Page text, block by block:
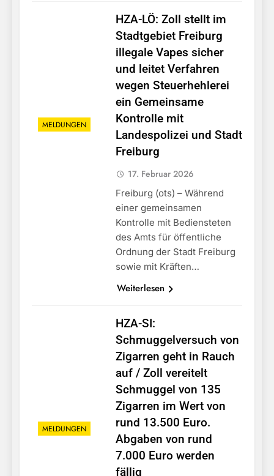
MELDUNGEN
HZA-LÖ: Zoll stellt im
Stadtgebiet Freiburg
illegale Vapes sicher
und leitet Verfahren
wegen Steuerhehlerei
ein Gemeinsame
Kontrolle mit
Landespolizei und Stadt
Freiburg
17. Februar 2026
Freiburg (ots) – Während
einer gemeinsamen
Kontrolle mit Bediensteten
des Amts für öffentliche
Ordnung der Stadt Freiburg
sowie mit Kräften…
Weiterlesen
MELDUNGEN
HZA-SI:
Schmuggelversuch von
Zigarren geht in Rauch
auf / Zoll vereitelt
Schmuggel von 135
Zigarren im Wert von
rund 13.500 Euro.
Abgaben von rund
7.000 Euro werden
fällig